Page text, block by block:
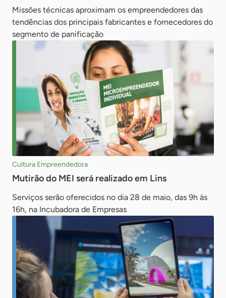
Missões técnicas aproximam os empreendedores das
tendências dos principais fabricantes e fornecedores do
segmento de panificação
Cultura Empreendedora
Mutirão do MEI será realizado em Lins
Serviços serão oferecidos no dia 28 de maio, das 9h às
16h, na Incubadora de Empresas